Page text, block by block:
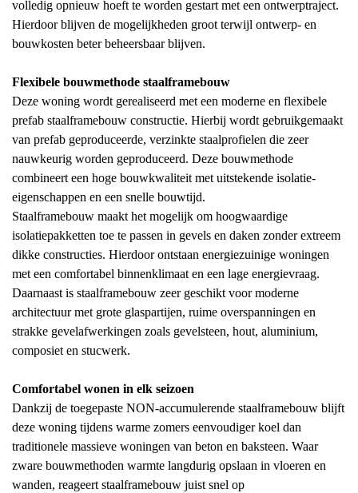
volledig opnieuw hoeft te worden gestart met een ontwerptraject.
Hierdoor blijven de mogelijkheden groot terwijl ontwerp- en
bouwkosten beter beheersbaar blijven.
Flexibele bouwmethode staalframebouw
Deze woning wordt gerealiseerd met een moderne en flexibele
prefab staalframebouw constructie. Hierbij wordt gebruikgemaakt
van prefab geproduceerde, verzinkte staalprofielen die zeer
nauwkeurig worden geproduceerd. Deze bouwmethode
combineert een hoge bouwkwaliteit met uitstekende isolatie-
eigenschappen en een snelle bouwtijd.
Staalframebouw maakt het mogelijk om hoogwaardige
isolatiepakketten toe te passen in gevels en daken zonder extreem
dikke constructies. Hierdoor ontstaan energiezuinige woningen
met een comfortabel binnenklimaat en een lage energievraag.
Daarnaast is staalframebouw zeer geschikt voor moderne
architectuur met grote glaspartijen, ruime overspanningen en
strakke gevelafwerkingen zoals gevelsteen, hout, aluminium,
composiet en stucwerk.
Comfortabel wonen in elk seizoen
Dankzij de toegepaste NON-accumulerende staalframebouw blijft
deze woning tijdens warme zomers eenvoudiger koel dan
traditionele massieve woningen van beton en baksteen. Waar
zware bouwmethoden warmte langdurig opslaan in vloeren en
wanden, reageert staalframebouw juist snel op